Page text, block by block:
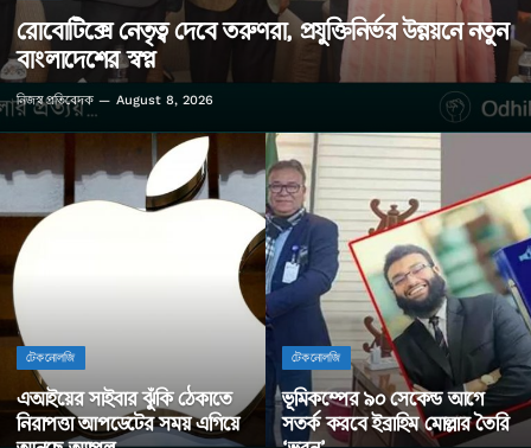
রোবোটিক্সে নেতৃত্ব দেবে তরুণরা, প্রযুক্তিনির্ভর উন্নয়নে নতুন
বাংলাদেশের স্বপ্ন
নিজস্ব প্রতিবেদক August 8, 2026
টেকনোলজি
এআইয়ের সাইবার ঝুঁকি ঠেকাতে
নিরাপত্তা আপডেটের সময় এগিয়ে
টেকনোলজি
ভূমিকম্পের ৯০ সেকেন্ড আগে
সতর্ক করবে ইব্রাহিম মোল্লার তৈরি